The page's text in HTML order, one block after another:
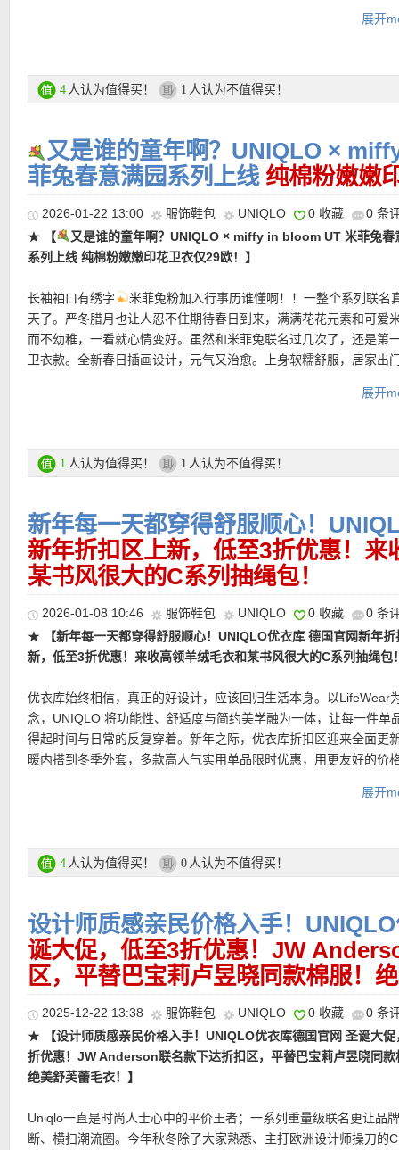
★【UNIQLO AIRism内搭短袖T恤 3色可选，限时特价仅12欧！】
它更适合隐藏在外层衣物之下，搭配衬衫、针织衫、西装还是薄外
直达链接在此
★【UNIQLO 带bra背心裙 特价仅5欧！！！】把内衣式支撑与极
二为一，条纹元素，在视觉上悄悄拉出层次，让整条裙子更容易穿
与假日感兼具的轻盈气质。前部内置模杯，帮助维持胸型轮廓；
结构与魔术贴细节，则让侧边包覆更稳、更贴合。细罗纹面料，勾
直达链接在此
颈部线条，腰身处的结构拼接让版型更挺括，上身自然显精神。短
直达链接在此
★【UNIQLO 亚麻棉外套 多色可选，限时闪促仅103欧！】春天
外套一穿就很松弛、很有质感的轻外套。面料采用51%亚麻49%棉
舒适，又比纯亚麻更有支撑感。穿上身不会软塌，也不会厚重，很
换季时当作外搭。设计上常规宽松版型，日常通勤、周末出游都能
别的是三只大口袋，带一点法式工装感，既实用又让整体造型不单
★【UNIQLO 薄款PUFFERTECH条纹外套 特价仅49欧！】
适。相比传统厚重羽绒，整体更轻薄灵活，非常适合早春与换季叠
上采用无领剪裁，线条干净利落，展现极简都市气质。外层选用棉
料，质感更偏休闲自然，使整体造型既有功能感，又不失日常时尚
直达链接在此
裁、经典配色、克制细节，让日常穿搭拥有设计师的分寸感。
运费：德国境内每单3.95欧起，满80欧包邮！
热门明星单品推荐
★【UNIQLO x JW Anderson 联名牛仔裤 2色可选，特价仅29欧
过去JWA刺绣牛仔裤的成功，本季再续前作，推出一连各色的水洗
100%纯棉牛仔布，质感纯正。中腰设计，线条利落，日常穿搭百搭
人。其经典剪裁与高质感细节，能良好修饰身形更显好比例，后袋
展开
4 人认为值得买！ 1 人认为不值得买！
又是谁的童年啊？UNIQLO ×
菲兔春意满园系列上线 纯棉粉嫩嫩
2026-01-22 13:00 服饰鞋包 UNIQLO 0 收藏
0 条
★
【
又是谁的童年啊？UNIQLO × miffy in bloom UT 米菲兔春
系列上线 纯棉粉嫩嫩印花卫衣仅29欧！】
长袖袖口有绣字
米菲兔粉加入行事历谁懂啊！！一整个系列联名
天了。严冬腊月也让人忍不住期待春日到来，满满花花元素和可爱
而不幼稚，一看就心情变好。虽然和米菲兔联名过几次了，还是第
卫衣款。全新春日插画设计，元气又治愈。上身软糯舒服，居家出
支付方式： 信用卡(Visa / MasterCard / American Express 等)、
展开
1 人认为值得买！ 1 人认为不值得买！
新年每一天都穿得舒服顺心！
新年折扣区上新，低至3折优惠！来
某书风很大的C系列抽绳包！
2026-01-08 10:46 服饰鞋包 UNIQLO 0 收藏
0 条
★
【新年每一天都穿得舒服顺心！UNIQLO优衣库 德国官网新年折
新，低至3折优惠！来收高领羊绒毛衣和某书风很大的C系列抽绳包
优衣库始终相信，真正的好设计，应该回归生活本身。以LifeWear
念，UNIQLO 将功能性、舒适度与简约美学融为一体，让每一件单
得起时间与日常的反复穿着。新年之际，优衣库折扣区迎来全面更
暖内搭到冬季外套，多款高人气实用单品限时优惠，用更友好的价
支付方式： 信用卡(Visa / MasterCard / American Express 等)、
热门明星单品推荐
★【UNIQLO 750蓬长羽绒服 3色可选，特价仅159欧！】进入1月
续走低，一件够暖、够轻、够耐穿的羽绒服，才是冬天最大的安全
款版型增强包裹感，寒潮来袭也能从容应对。线条干净、剪裁克制
年龄、不挑场合的实穿型羽绒。
展开
4 人认为值得买！ 0 人认为不值得买！
设计师质感亲民价格入手！
诞大促，低至3折优惠！JW
区，平替巴宝莉卢昱晓同款棉服！
2025-12-22 13:38 服饰鞋包 UNIQLO 0 收藏
0 条
★
【设计师质感亲民价格入手！UNIQLO优衣库德国官网 圣诞大
折优惠！JW Anderson联名款下达折扣区，平替巴宝莉卢昱晓同款
绝美舒芙蕾毛衣！】
Uniqlo一直是时尚人士心中的平价王者；一系列重量级联名更让品
断、横扫潮流圈。今年秋冬除了大家熟悉、主打欧洲设计师操刀的